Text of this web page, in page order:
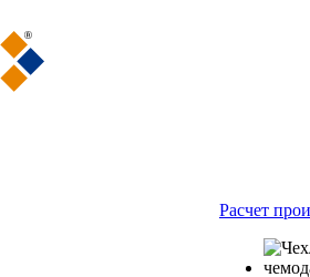
Расчет